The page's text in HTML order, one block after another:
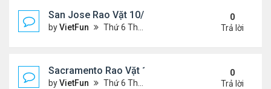
San Jose Rao Vặt 10/1/21 - 10/8/21
byVietFun Thứ 6 Tháng 10 01, 2021 1:04 pm
0
Trả lời
Sacramento Rao Vặt 10/1/21 - 10/8/21
byVietFun Thứ 6 Tháng 10 01, 2021 12:57 pm
0
Trả lời